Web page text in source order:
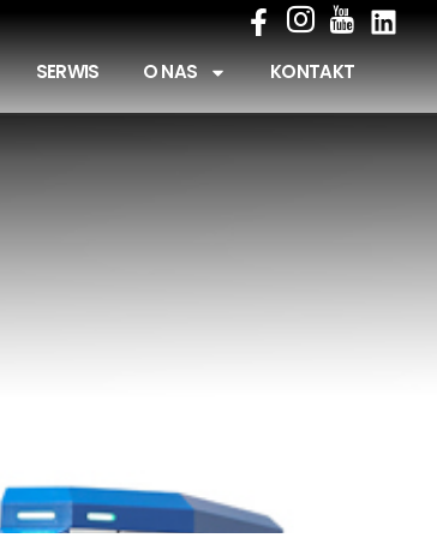
SERWIS O NAS KONTAKT